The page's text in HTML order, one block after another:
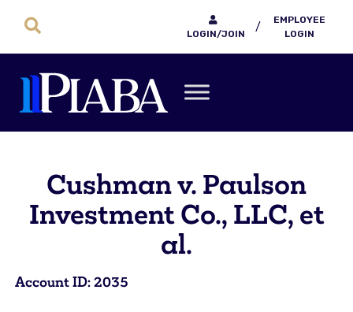
LOGIN/JOIN
/
EMPLOYEE
LOGIN
Cushman v. Paulson
Investment Co., LLC, et
al.
Account ID: 2035